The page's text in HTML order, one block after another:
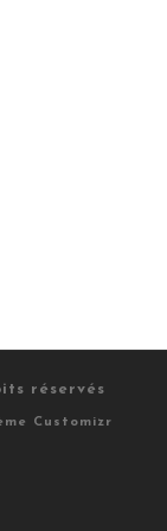
réservés
Customizr